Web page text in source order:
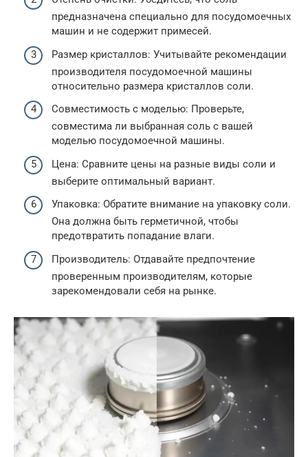
предназначена специально для посудомоечных
машин и не содержит примесей.
Размер кристаллов: Учитывайте рекомендации
производителя посудомоечной машины
относительно размера кристаллов соли.
Совместимость с моделью: Проверьте,
совместима ли выбранная соль с вашей
моделью посудомоечной машины.
Цена: Сравните цены на разные виды соли и
выберите оптимальный вариант.
Упаковка: Обратите внимание на упаковку соли.
Она должна быть герметичной, чтобы
предотвратить попадание влаги.
Производитель: Отдавайте предпочтение
проверенным производителям, которые
зарекомендовали себя на рынке.